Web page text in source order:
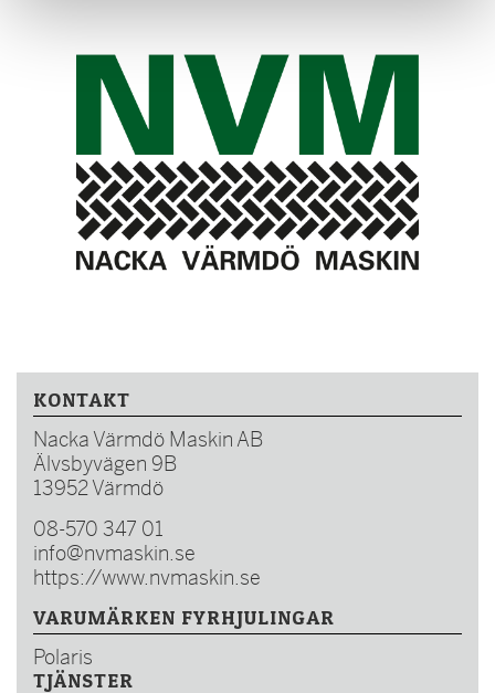
KONTAKT
Nacka Värmdö Maskin AB
Älvsbyvägen 9B
13952 Värmdö
08-570 347 01
info@nvmaskin.se
https://www.nvmaskin.se
VARUMÄRKEN FYRHJULINGAR
Polaris
TJÄNSTER